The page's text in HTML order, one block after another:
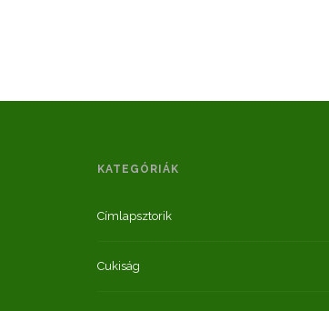
KATEGÓRIÁK
Címlapsztorik
Cukiság